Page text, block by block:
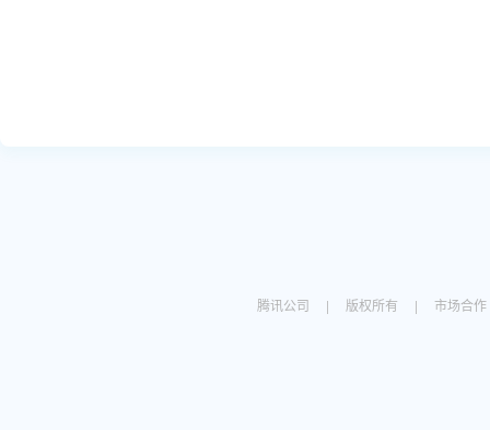
腾讯公司 | 版权所有 | 市场合作